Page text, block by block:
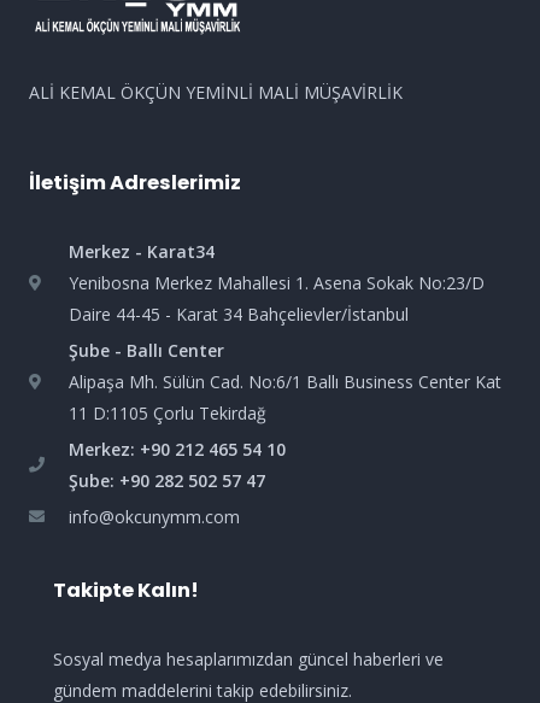
ALİ KEMAL ÖKÇÜN YEMİNLİ MALİ MÜŞAVİRLİK
İletişim Adreslerimiz
Merkez - Karat34
Yenibosna Merkez Mahallesi 1. Asena Sokak No:23/D
Daire 44-45 - Karat 34 Bahçelievler/İstanbul
Şube - Ballı Center
Alipaşa Mh. Sülün Cad. No:6/1 Ballı Business Center Kat
11 D:1105 Çorlu Tekirdağ
Merkez: +90 212 465 54 10
Şube: +90 282 502 57 47
info@okcunymm.com
Takipte Kalın!
Sosyal medya hesaplarımızdan güncel haberleri ve
gündem maddelerini takip edebilirsiniz.